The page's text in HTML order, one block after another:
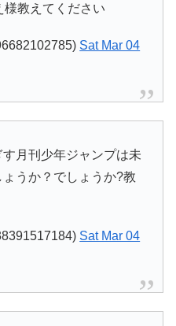
様教えてください
Sat Mar 04
月刊少年ジャンプは未
うか？でしょうか?教
Sat Mar 04